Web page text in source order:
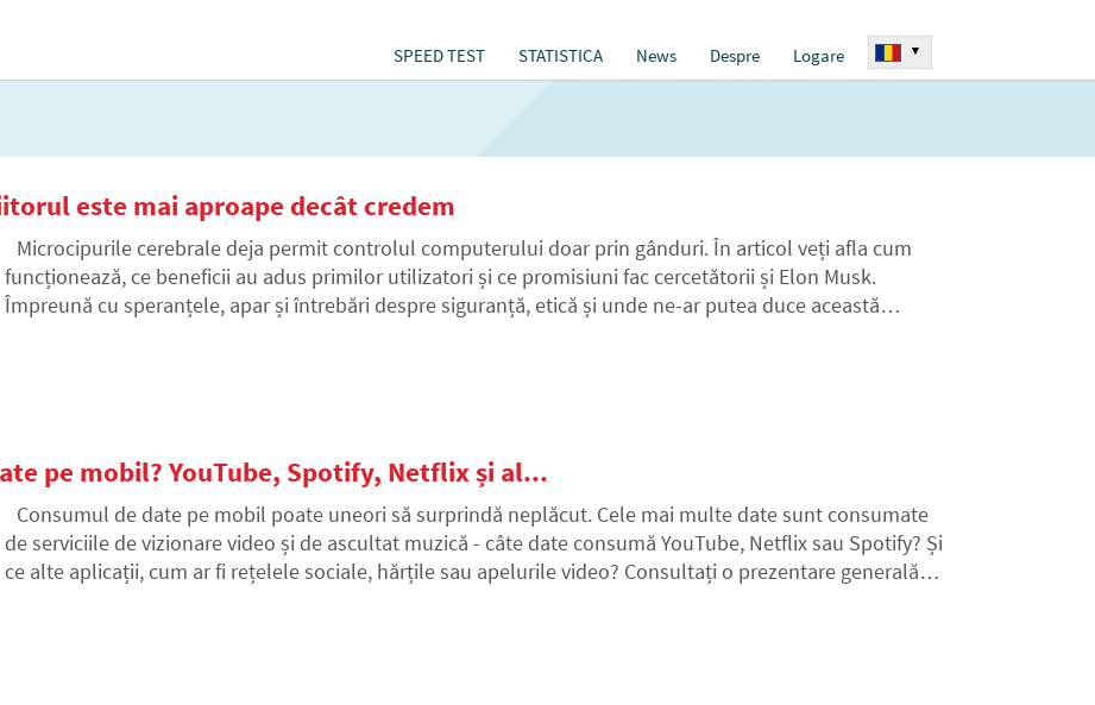
SPEED TEST STATISTICA News Despre Logare ▾
este mai aproape decât credem
Microcipurile cerebrale deja permit controlul computerului doar prin gânduri. În articol veți afla cum
funcționează, ce beneficii au adus primilor utilizatori și ce promisiuni fac cercetătorii și Elon Musk.
Împreună cu speranțele, apar și întrebări despre siguranță, etică și unde ne-ar putea duce această
pe mobil? YouTube, Spotify, Netflix și al...
Consumul de date pe mobil poate uneori să surprindă neplăcut. Cele mai multe date sunt consumate
de serviciile de vizionare video și de ascultat muzică - câte date consumă YouTube, Netflix sau Spotify? Și
ce alte aplicații, cum ar fi rețelele sociale, hărțile sau apelurile video? Consultați o prezentare generală a